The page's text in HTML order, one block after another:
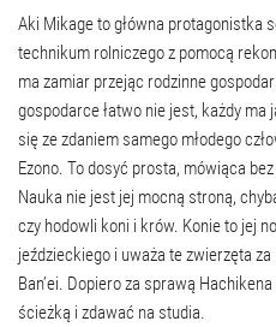
Aki Mikage to główna protagonistka
technikum rolniczego z pomocą
ma zamiar przejąc rodzinne
gospodarce łatwo nie jest, każdy ma
się ze zdaniem samego młodego
Ezono. To dosyć prosta, mówiąca
Nauka nie jest jej mocną stroną,
czy hodowli koni i krów. Konie to jej
jeździeckiego i uważa te zwierzęta
Ban’ei. Dopiero za sprawą
ścieżką i zdawać na studia.